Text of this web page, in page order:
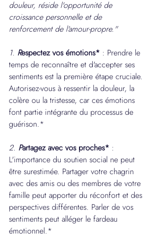
douleur, réside l'opportunité de
croissance personnelle et de
renforcement de l'amour-propre."
1. Respectez vos émotions* : Prendre le
temps de reconnaître et d'accepter ses
sentiments est la première étape cruciale.
Autorisez-vous à ressentir la douleur, la
colère ou la tristesse, car ces émotions
font partie intégrante du processus de
guérison.*
2. Partagez avec vos proches* :
L'importance du soutien social ne peut
être surestimée. Partager votre chagrin
avec des amis ou des membres de votre
famille peut apporter du réconfort et des
perspectives différentes. Parler de vos
sentiments peut alléger le fardeau
émotionnel.*